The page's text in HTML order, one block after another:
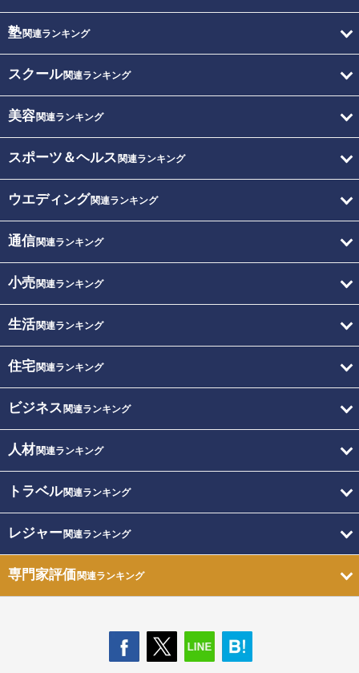
塾関連ランキング
スクール関連ランキング
美容関連ランキング
スポーツ＆ヘルス 関連ランキング
ウエディング関連ランキング
通信関連ランキング
小売関連ランキング
生活関連ランキング
住宅関連ランキング
ビジネス 関連ランキング
人材関連ランキング
トラベル関連ランキング
レジャー関連ランキング
専門家評価関連ランキング